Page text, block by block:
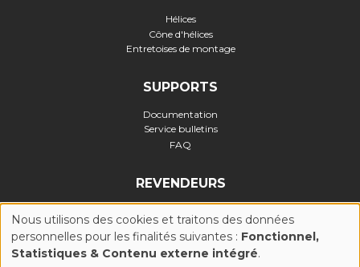
Hélices
Cône d'hélices
Entretoises de montage
SUPPORTS
Documentation
Service bulletins
FAQ
REVENDEURS
Politique de confidentialité-Politique Cookies (UE)
UTILISATION
Nous utilisons des cookies et traitons des données
personnelles pour les finalités suivantes : Fonctionnel,
Statistiques & Contenu externe intégré.